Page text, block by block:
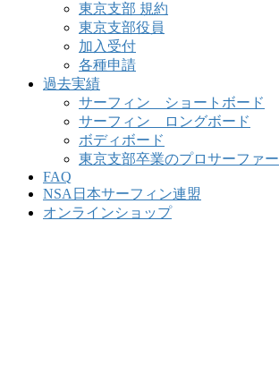
東京支部 規約
東京支部役員
加入受付
各種申請
過去実績
サーフィン ショートボード
サーフィン ロングボード
ボディボード
東京支部卒業のプロサーファー
FAQ
NSA日本サーフィン連盟
オンラインショップ